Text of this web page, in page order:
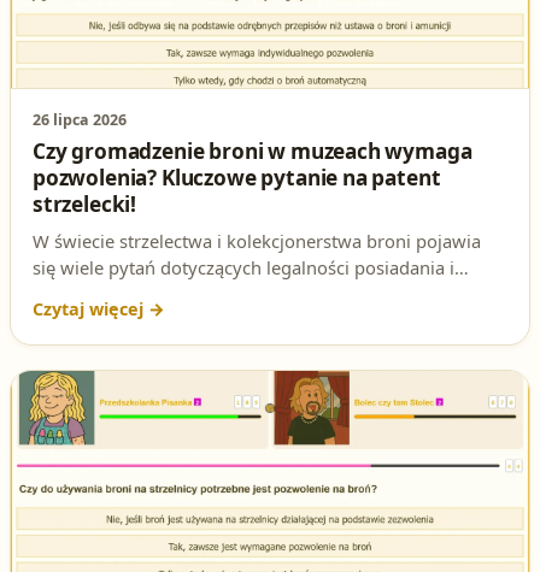
26 lipca 2026
Czy gromadzenie broni w muzeach wymaga
pozwolenia? Kluczowe pytanie na patent
strzelecki!
W świecie strzelectwa i kolekcjonerstwa broni pojawia
się wiele pytań dotyczących legalności posiadania i
jest: Czy gromadzenie broni w zbiorach muzealnych
wymaga pozwolenia na broń? To pytanie często pojawia
się na testach na patent strzelecki i budzi wiele
wątpliwości. W tym artykule rozbieramy je na czynniki
pierwsze i przedstawiamy poprawną odpowiedź wraz z
uzasadnieniem prawnym.